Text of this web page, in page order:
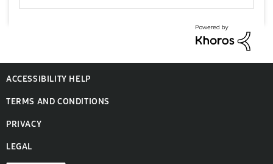
ACCESSIBILITY HELP
TERMS AND CONDITIONS
PRIVACY
LEGAL